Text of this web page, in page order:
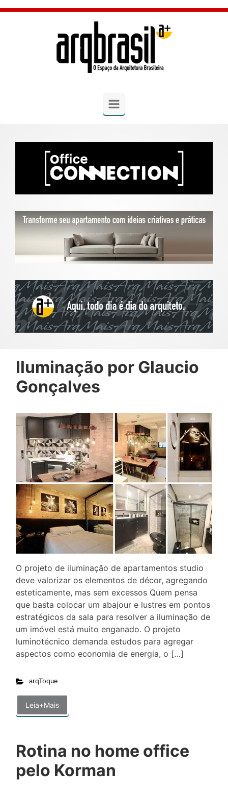
Skip to main content
Iluminação por Glaucio
Gonçalves
O projeto de iluminação de apartamentos studio
deve valorizar os elementos de décor, agregando
esteticamente, mas sem excessos Quem pensa
que basta colocar um abajour e lustres em pontos
estratégicos da sala para resolver a iluminação de
um imóvel está muito enganado. O projeto
luminotécnico demanda estudos para agregar
aspectos como economia de energia, o […]
arqToque
Leia+Mais
Rotina no home office
pelo Korman